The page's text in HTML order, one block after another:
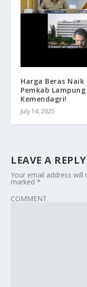
Harga Beras Naik
Pemkab
Kemendagri!
July 14, 2025
LEAVE A REPLY
Your email address will
marked*
COMMENT